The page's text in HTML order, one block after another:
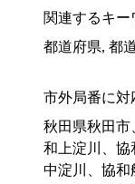
関連するキー
都道府県, 都
市外局番に対
秋田県秋田市
和上淀川、協
中淀川、協和